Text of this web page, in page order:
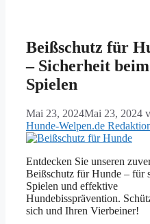
Beißschutz für
– Sicherheit beim
Spielen
Mai 23, 2024Mai 23, 2024
Hunde-Welpen.de
Entdecken Sie unseren
Beißschutz für Hunde – für
Spielen und effektive
Hundebissprävention.
sich und Ihren Vierbeiner!